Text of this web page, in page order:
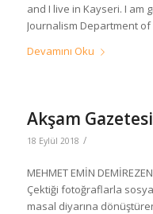
and I live in Kayseri. I am
Journalism Department
Devamını Oku
Akşam Gazetesi
18 Eylül 2018 /
MEHMET EMİN
Çektiği fotoğraflarla
masal diyarına